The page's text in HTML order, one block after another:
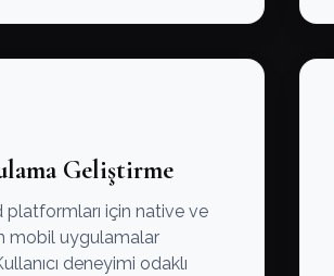
Geliştirme
platformları için native ve
mobil uygulamalar
deneyimi odaklı